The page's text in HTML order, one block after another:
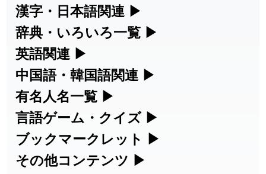
2026-07-24 「誤算」のイメージを追加しました
2026-07-24
2026-07-24 「睦」のイメージを追加しました
2026-07-24 「利他」のイメージを追加しました
2026-07-24 「性」のイメージを追加しました
漢字・日本語関連 ▶
漢字の読み方検索、手書き入力、書き順
練習など、日本語学習に役立つツールを
集めています。
人名漢字辞典 - 読み方検索
手書き漢字入力
漢字の書き方・書き順 書き取り練習
辞典・いろいろ一覧 ▶
部首・画数別の漢字一覧、熟語辞典、地
名・駅名検索など、各種リファレンスツ
ールです。
部首画数別漢字一覧
常用漢字一覧
英語関連 ▶
カタカナ語・略語の意味検索、発音記
号、リスニング練習など英語学習ツール
です。
カタカナ語の意味・発音・類語辞典
中国語・韓国語関連 ▶
中国語のピンイン変換、韓国語の手書き
入力など、アジア言語学習ツールです。
手書き中国語入力 変換ツール
有名人名一覧 ▶
海外セレブやスポーツ選手の名前の読み
方・発音を確認できます。
海外有名人の苗字・名前一覧と発音
言語ゲーム・クイズ ▶
四字熟語パズルや漢字クイズなど、楽し
みながら学べるゲームです。
ブックマークレット ▶
ブラウザに登録して、どのサイトからで
その他コンテンツ ▶